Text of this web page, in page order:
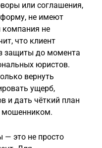
или соглашения,
не имеют
компания не
что клиент
защиты до момента
юристов.
вернуть
ущерб,
и дать чёткий план
мошенником.
— это не просто